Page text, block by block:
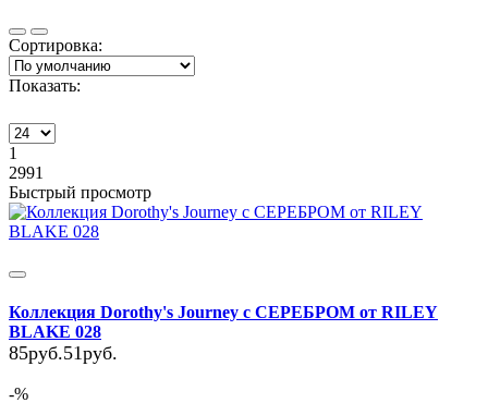
Сортировка:
Показать:
1
2991
Быстрый просмотр
Коллекция Dorothy's Journey c СЕРЕБРОМ от RILEY
BLAKE 028
85руб.51руб.
-%